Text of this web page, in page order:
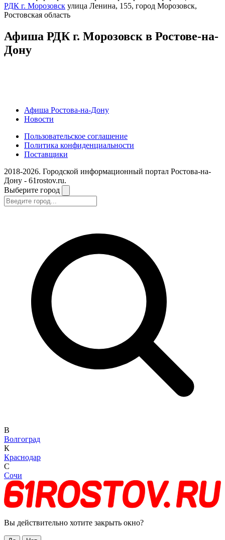
РДК г. Морозовск улица Ленина, 155, город Морозовск,
Ростовская область
Афиша РДК г. Морозовск в Ростове-на-
Дону
Афиша Ростова-на-Дону
Новости
Пользовательское соглашение
Политика конфиденциальности
Поставщики
2018-2026. Городской информационный портал Ростова-на-
Дону - 61rostov.ru.
Выберите город
В
Волгоград
К
Краснодар
С
Сочи
Вы действительно хотите закрыть окно?